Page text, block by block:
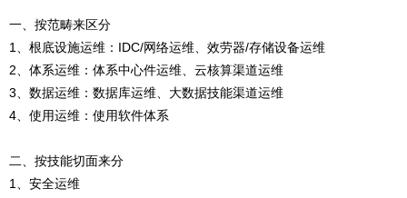
一、按范畴来区分
1、根底设施运维：IDC/网络运维、效劳器/存储设备运维
2、体系运维：体系中心件运维、云核算渠道运维
3、数据运维：数据库运维、大数据技能渠道运维
4、使用运维：使用软件体系
二、按技能切面来分
1、安全运维